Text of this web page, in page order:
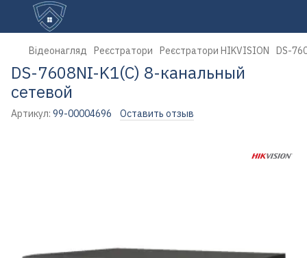
Відеонагляд Реєстратори Реєстратори HIKVISION DS-
DS-7608NI-K1(C) 8-канальный
сетевой
Артикул: 99-00004696 Оставить отзыв